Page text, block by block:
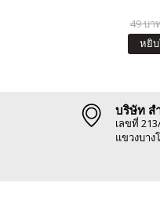
49 บา
หยิบ
บริษัท ส
เลขที่
แขวงบาง